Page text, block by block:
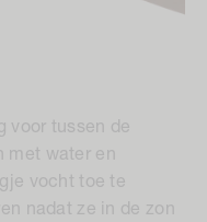
voor tussen de
met water en
vocht toe te
nadat ze in de zon